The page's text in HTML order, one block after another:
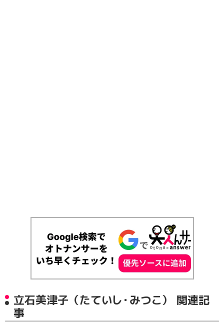
立石美津子（たていし・みつこ） 関連記
事